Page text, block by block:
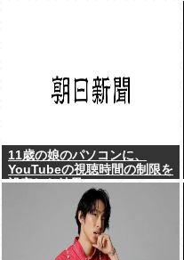
11歳の娘のパソコンに、
YouTubeの視聴時間の制限を
設定した結果